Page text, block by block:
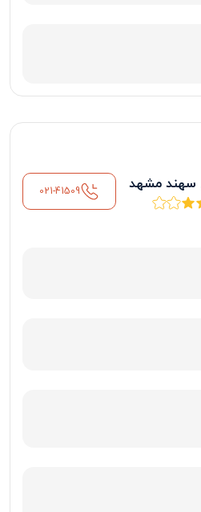
سهند مشهد 021-41509